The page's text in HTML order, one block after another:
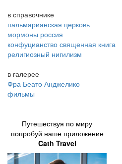
в справочнике
пальмарианская церковь
мормоны россия
конфуцианство священная книга
религиозный нигилизм
в галерее
Фра Беато Анджелико
фильмы
Путешествуя по миру
попробуй наше приложение
Cath Travel